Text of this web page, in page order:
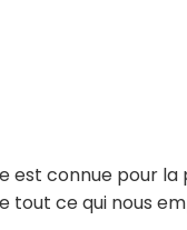
est connue pour
ce qui nous